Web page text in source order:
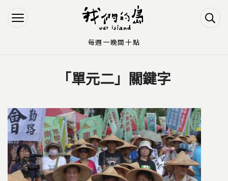
Jump to Navigation
Jump to Main content
「單元二」關鍵字
每週一晚間十點